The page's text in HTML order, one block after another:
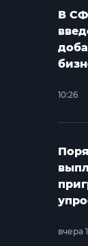
В
10:26
вчера